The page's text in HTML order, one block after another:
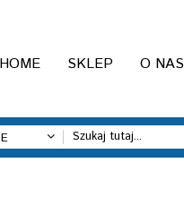
HOME SKLEP O NAS